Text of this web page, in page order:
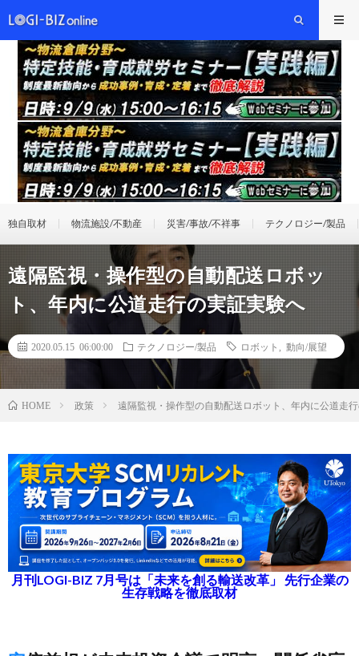
独自取材 物流施設/不動産 災害/事故/不祥事 テクノロジー/製品
遠隔監視・操作型の自動配送ロボッ
ト、年内に公道走行の実証実験へ
2020.05.15 06:00:00 テクノロジー/製品 ロボット 動向/展望
HOME 政策 遠隔監視・操作型の自動配送ロボット、年内に公道走
月刊LOGI-BIZ 7月号は「未来を創る輸送改革」 先行企業の
生存戦略を徹底取材